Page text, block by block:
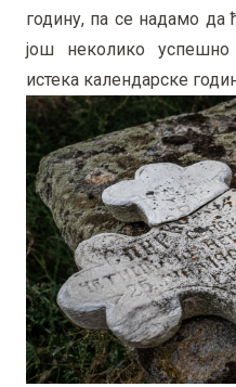
годину, па се надамо да
још неколико успешно
истека календарске